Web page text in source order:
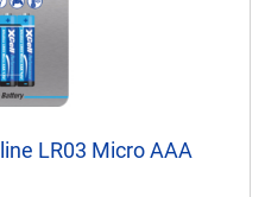
LR03 Micro AAA